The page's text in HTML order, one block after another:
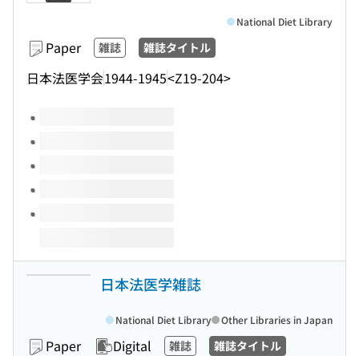
Paper 雑誌 雑誌タイトル
日本法医学会1944-1945<Z19-204>
National Diet Library
Volumes of this title
日本法医学雑誌
Paper Digital 雑誌 雑誌タイトル
National Diet Library Other Libraries in Japan